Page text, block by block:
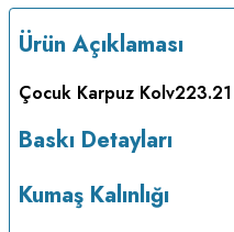
Ürün Açıklaması
Çocuk Karpuz Kolv223.21
Baskı Detayları
Kumaş Kalınlığı